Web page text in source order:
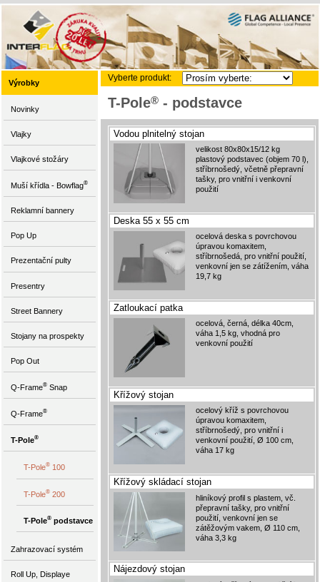
Vyberte produkt:
T-Pole® - podstavce
Vodou plnitelný stojan
velikost 80x80x15/12 kg
plastový podstavec (objem 70 l),
stříbrnošedý, včetně přepravní
tašky, pro vnitřní i venkovní
použití
Deska 55 x 55 cm
ocelová deska s povrchovou
úpravou komaxitem,
stříbrnošedá, pro vnitřní použití,
venkovní jen se zátížením, váha
19,7 kg
Zatloukací patka
ocelová, černá, délka 40cm,
váha 1,5 kg, vhodná pro
venkovní použití
Křížový stojan
ocelový kříž s povrchovou
úpravou komaxitem,
stříbrnošedý, pro vnitřní i
venkovní použití, Ø 100 cm,
váha 17 kg
Křížový skládací stojan
hliníkový profil s plastem, vč.
přepravní tašky, pro vnitřní
použití, venkovní jen se
zátěžovým vakem, Ø 110 cm,
váha 3,3 kg
Nájezdový stojan
Výrobky
Novinky
Vlajky
Vlajkové stožáry
Muší křídla - Bowflag®
Reklamní bannery
Pop Up
Prezentační pulty
Presentry
Street Bannery
Stojany na prospekty
Pop Out
Q-Frame® Snap
Q-Frame®
T-Pole®
T-Pole® 100
T-Pole® 200
T-Pole® podstavce
Zahrazovací systém
Roll Up, Displaye